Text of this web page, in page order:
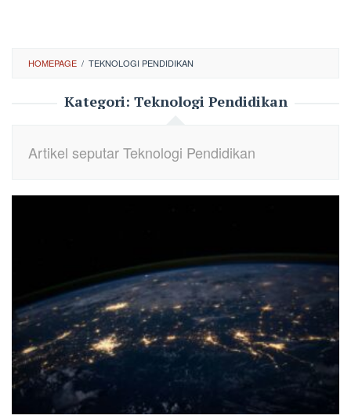
HOMEPAGE / TEKNOLOGI PENDIDIKAN
Kategori: Teknologi Pendidikan
Artikel seputar Teknologi Pendidikan